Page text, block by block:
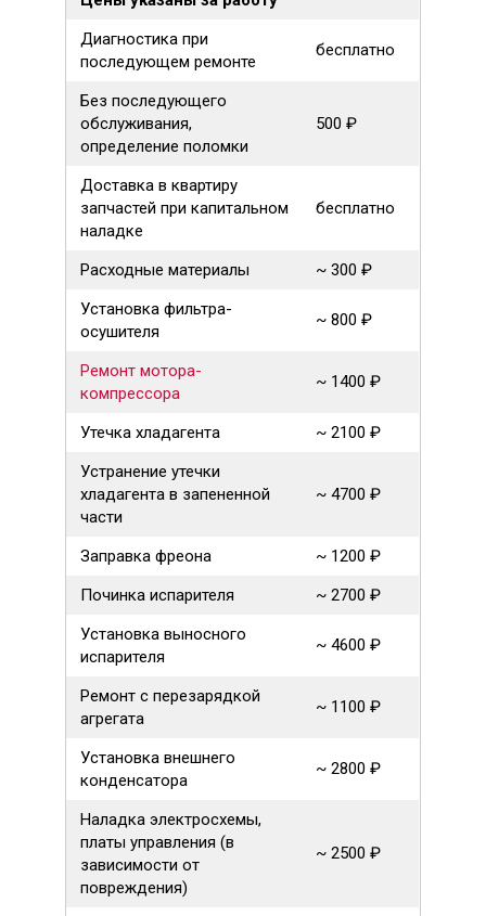
Диагностика при
последующем ремонте
бесплатно
Без последующего
обслуживания,
определение поломки
500 ₽
Доставка в квартиру
запчастей при капитальном
наладке
бесплатно
Расходные материалы
~ 300 ₽
Установка фильтра-
осушителя
~ 800 ₽
Ремонт мотора-
компрессора
~ 1400 ₽
Утечка хладагента
~ 2100 ₽
Устранение утечки
хладагента в запененной
части
~ 4700 ₽
Заправка фреона
~ 1200 ₽
Починка испарителя
~ 2700 ₽
Установка выносного
испарителя
~ 4600 ₽
Ремонт с перезарядкой
агрегата
~ 1100 ₽
Установка внешнего
конденсатора
~ 2800 ₽
Наладка электросхемы,
платы управления (в
зависимости от
повреждения)
~ 2500 ₽